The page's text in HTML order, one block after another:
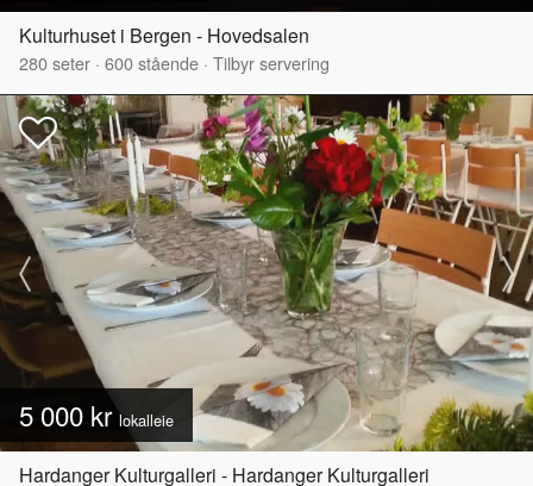
Kulturhuset i Bergen - Hovedsalen
280seter · 600stående · Tilbyr servering
5 000 krlokalleie
Hardanger Kulturgalleri - Hardanger Kulturgalleri